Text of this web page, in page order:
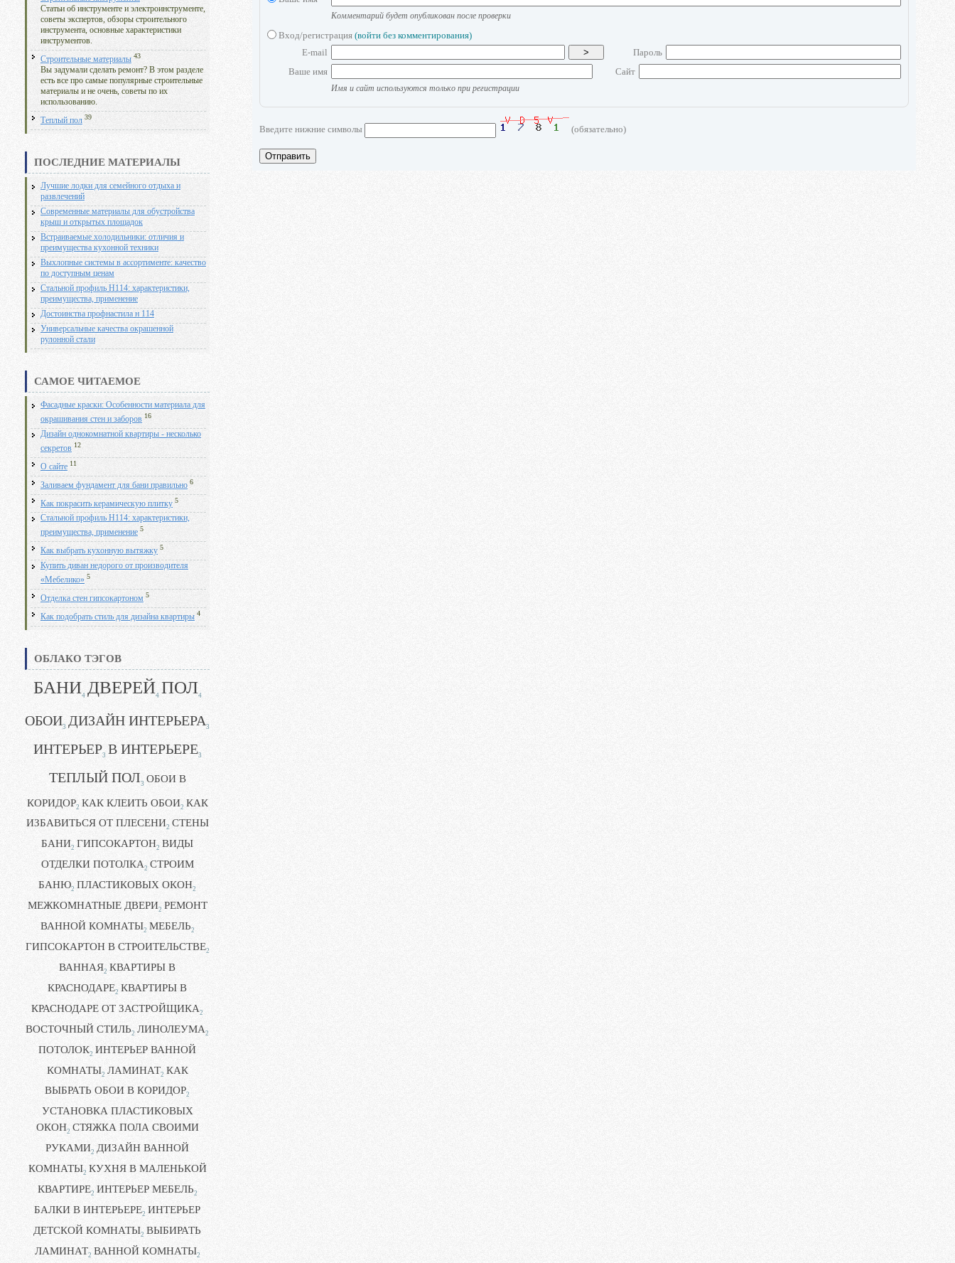
Статьи об инструменте и электроинструменте,
советы экспертов, обзоры строительного
инструмента, основные характеристики
инструментов.
Строительные материалы 43
Вы задумали сделать ремонт? В этом разделе
есть все про самые популярные строительные
материалы и не очень, советы по их
использованию.
Теплый пол 39
ПОСЛЕДНИЕ МАТЕРИАЛЫ
Лучшие лодки для семейного отдыха и
развлечений
Современные материалы для обустройства
крыш и открытых площадок
Встраиваемые холодильники: отличия и
преимущества кухонной техники
Выхлопные системы в ассортименте: качество
по доступным ценам
Стальной профиль Н114: характеристики,
преимущества, применение
Достоинства профнастила н 114
Универсальные качества окрашенной
рулонной стали
САМОЕ ЧИТАЕМОЕ
Фасадные краски: Особенности материала для
окрашивания стен и заборов 16
Дизайн однокомнатной квартиры - несколько
секретов 12
О сайте 11
Заливаем фундамент для бани правильно 6
Как покрасить керамическую плитку 5
Стальной профиль Н114: характеристики,
преимущества, применение 5
Как выбрать кухонную вытяжку 5
Купить диван недорого от производителя
«Мебелико» 5
Отделка стен гипсокартоном 5
Как подобрать стиль для дизайна квартиры 4
ОБЛАКО ТЭГОВ
БАНИ4 ДВЕРЕЙ4 ПОЛ4
ОБОИ3 ДИЗАЙН ИНТЕРЬЕРА3
ИНТЕРЬЕР3 В ИНТЕРЬЕРЕ3
ТЕПЛЫЙ ПОЛ3 ОБОИ В
КОРИДОР2 КАК КЛЕИТЬ ОБОИ2 КАК
ИЗБАВИТЬСЯ ОТ ПЛЕСЕНИ2 СТЕНЫ
БАНИ2 ГИПСОКАРТОН2 ВИДЫ
ОТДЕЛКИ ПОТОЛКА2 СТРОИМ
БАНЮ2 ПЛАСТИКОВЫХ ОКОН2
МЕЖКОМНАТНЫЕ ДВЕРИ2 РЕМОНТ
ВАННОЙ КОМНАТЫ2 МЕБЕЛЬ2
ГИПСОКАРТОН В СТРОИТЕЛЬСТВЕ2
ВАННАЯ2 КВАРТИРЫ В
КРАСНОДАРЕ2 КВАРТИРЫ В
КРАСНОДАРЕ ОТ ЗАСТРОЙЩИКА2
ВОСТОЧНЫЙ СТИЛЬ2 ЛИНОЛЕУМА2
ПОТОЛОК2 ИНТЕРЬЕР ВАННОЙ
КОМНАТЫ2 ЛАМИНАТ2 КАК
ВЫБРАТЬ ОБОИ В КОРИДОР2
УСТАНОВКА ПЛАСТИКОВЫХ
ОКОН2 СТЯЖКА ПОЛА СВОИМИ
РУКАМИ2 ДИЗАЙН ВАННОЙ
КОМНАТЫ2 КУХНЯ В МАЛЕНЬКОЙ
КВАРТИРЕ2 ИНТЕРЬЕР МЕБЕЛЬ2
БАЛКИ В ИНТЕРЬЕРЕ2 ИНТЕРЬЕР
ДЕТСКОЙ КОМНАТЫ2 ВЫБИРАТЬ
ЛАМИНАТ2 ВАННОЙ КОМНАТЫ2
Комментарий будет опубликован после проверки
Вход/регистрация (войти без комментирования)
E-mail
>
Пароль
Ваше имя
Сайт
Имя и сайт используются только при регистрации
Введите нижние символы (обязательно)
Отправить